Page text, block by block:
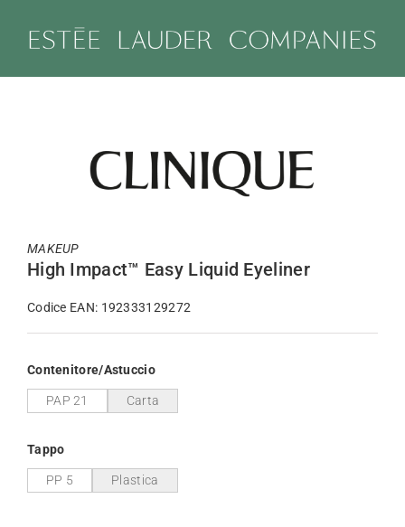
MAKEUP
High Impact™ Easy Liquid Eyeliner
Codice EAN: 192333129272
Contenitore/Astuccio
PAP 21 Carta
Tappo
PP 5 Plastica